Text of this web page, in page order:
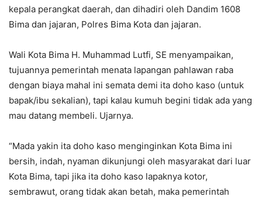
kepala perangkat daerah, dan dihadiri oleh Dandim 1608
Bima dan jajaran, Polres Bima Kota dan jajaran.
Wali Kota Bima H. Muhammad Lutfi, SE menyampaikan,
tujuannya pemerintah menata lapangan pahlawan raba
dengan biaya mahal ini semata demi ita doho kaso (untuk
bapak/ibu sekalian), tapi kalau kumuh begini tidak ada yang
mau datang membeli. Ujarnya.
“Mada yakin ita doho kaso menginginkan Kota Bima ini
bersih, indah, nyaman dikunjungi oleh masyarakat dari luar
Kota Bima, tapi jika ita doho kaso lapaknya kotor,
sembrawut, orang tidak akan betah, maka pemerintah